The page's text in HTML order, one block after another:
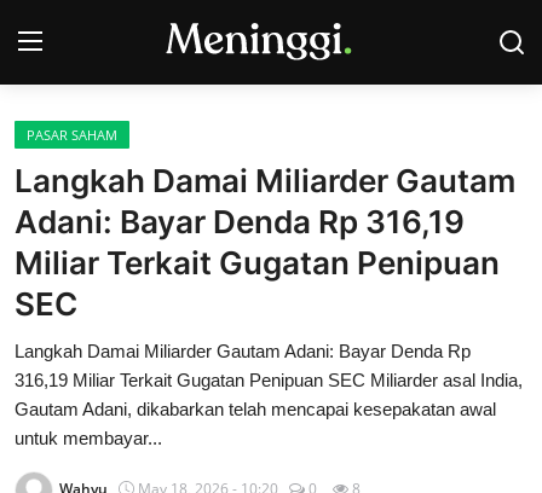
Contact
Pasar Saham
Bisnis
Korporasi
Kripto
PASAR SAHAM
Langkah Damai Miliarder Gautam
Adani: Bayar Denda Rp 316,19
Miliar Terkait Gugatan Penipuan
SEC
Langkah Damai Miliarder Gautam Adani: Bayar Denda Rp
316,19 Miliar Terkait Gugatan Penipuan SEC Miliarder asal India,
Gautam Adani, dikabarkan telah mencapai kesepakatan awal
untuk membayar...